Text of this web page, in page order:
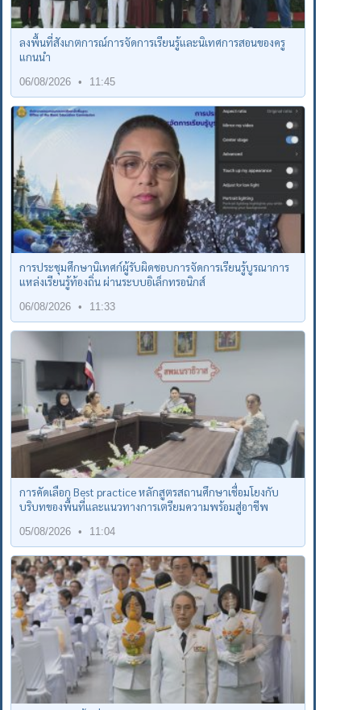
ลงพื้นที่สังเกตการณ์การจัดการเรียนรู้และนิเทศการสอนของครู
แกนนำ
06/08/2026 11:45
การประชุมศึกษานิเทศก์ผู้รับผิดชอบการจัดการเรียนรู้บูรณาการ
แหล่งเรียนรู้ท้องถิ่น ผ่านระบบอิเล็กทรอนิกส์
06/08/2026 11:33
การคัดเลือก Best practice หลักสูตรสถานศึกษาเชื่อมโยงกับ
บริบทของพื้นที่และแนวทางการเตรียมความพร้อมสู่อาชีพ
05/08/2026 11:04